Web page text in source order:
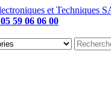
05 59 06 06 00